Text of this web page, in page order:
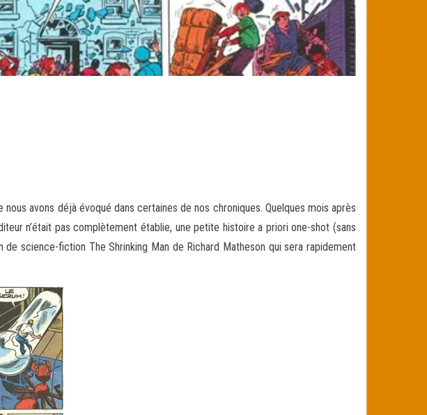
avons déjà évoqué dans certaines de nos chroniques. Quelques mois après
n’était pas complètement établie, une petite histoire a priori one-shot (sans
science-fiction The Shrinking Man de Richard Matheson qui sera rapidement